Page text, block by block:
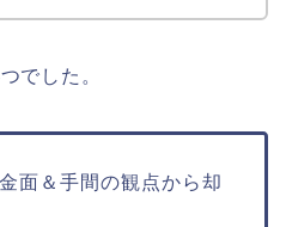
でした。
面＆手間の観点から却